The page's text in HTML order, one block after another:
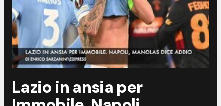
Lazio in ansia per